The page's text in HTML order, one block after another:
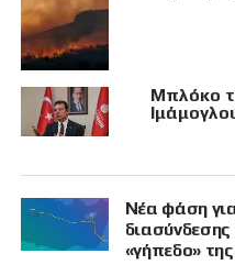
Μπλόκο
Νέα φάση
«γήπεδο»